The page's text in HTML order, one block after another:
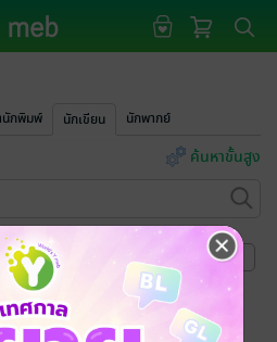
นักพิมพ์ นักเขียน นักพากย์
ค้นหาขั้นสูง
หน้าที่ 1